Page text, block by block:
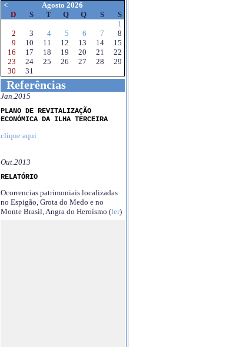
<
Agosto 2026
D
S T Q Q S
S
1
2
3 4 5 6 7
8
9
10 11 12 13 14
15
16
17 18 19 20 21
22
23
24 25 26 27 28
29
30
31
Referências
Jan.2015
PLANO DE REVITALIZAÇÃO
ECONÓMICA DA ILHA TERCEIRA
clique aqui
Out.2013
RELATÓRIO
Ocorrencias patrimoniais localizadas
no Espigão, Grota do Medo e no
Monte Brasil, Angra do Heroísmo (ler)